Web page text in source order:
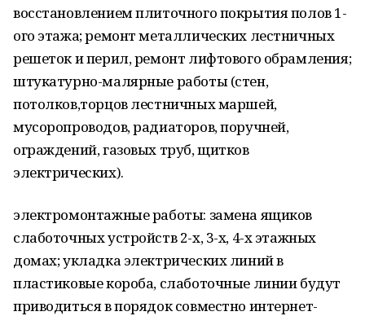
восстановлением плиточного покрытия полов 1-
ого этажа; ремонт металлических лестничных
решеток и перил, ремонт лифтового обрамления;
штукатурно-малярные работы (стен,
потолков,торцов лестничных маршей,
мусоропроводов, радиаторов, поручней,
ограждений, газовых труб, щитков
электрических).
электромонтажные работы: замена ящиков
слаботочных устройств 2-х, 3-х, 4-х этажных
домах; укладка электрических линий в
пластиковые короба, слаботочные линии будут
приводиться в порядок совместно интернет-